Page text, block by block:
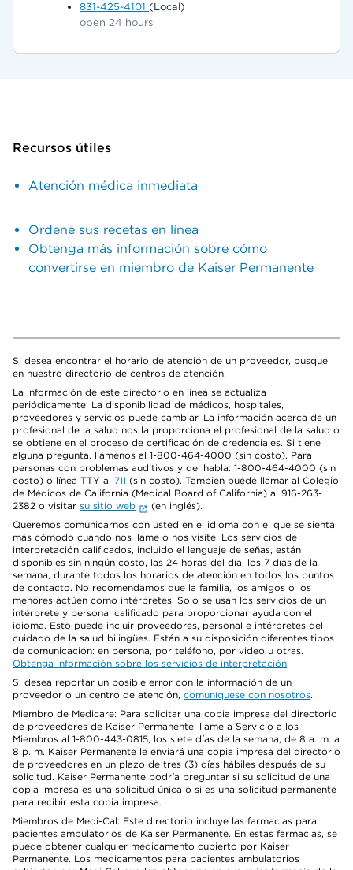
831-425-4101 (Local)
open 24 hours
Recursos útiles
Atención médica inmediata
Ordene sus recetas en línea
Obtenga más información sobre cómo
convertirse en miembro de Kaiser Permanente
Si desea encontrar el horario de atención de un proveedor, busque
en nuestro directorio de centros de atención.
La información de este directorio en línea se actualiza
periódicamente. La disponibilidad de médicos, hospitales,
proveedores y servicios puede cambiar. La información acerca de un
profesional de la salud nos la proporciona el profesional de la salud o
se obtiene en el proceso de certificación de credenciales. Si tiene
alguna pregunta, llámenos al 1-800-464-4000 (sin costo). Para
personas con problemas auditivos y del habla: 1-800-464-4000 (sin
costo) o línea TTY al 711 (sin costo). También puede llamar al Colegio
de Médicos de California (Medical Board of California) al 916-263-
2382 o visitar su sitio web
(en inglés).
Queremos comunicarnos con usted en el idioma con el que se sienta
más cómodo cuando nos llame o nos visite. Los servicios de
interpretación calificados, incluido el lenguaje de señas, están
disponibles sin ningún costo, las 24 horas del día, los 7 días de la
semana, durante todos los horarios de atención en todos los puntos
de contacto. No recomendamos que la familia, los amigos o los
menores actúen como intérpretes. Solo se usan los servicios de un
intérprete y personal calificado para proporcionar ayuda con el
idioma. Esto puede incluir proveedores, personal e intérpretes del
cuidado de la salud bilingües. Están a su disposición diferentes tipos
de comunicación: en persona, por teléfono, por video u otras.
Obtenga información sobre los servicios de interpretación.
Si desea reportar un posible error con la información de un
proveedor o un centro de atención, comuníquese con nosotros.
Miembro de Medicare: Para solicitar una copia impresa del directorio
de proveedores de Kaiser Permanente, llame a Servicio a los
Miembros al 1-800-443-0815, los siete días de la semana, de 8 a. m. a
8 p. m. Kaiser Permanente le enviará una copia impresa del directorio
de proveedores en un plazo de tres (3) días hábiles después de su
solicitud. Kaiser Permanente podría preguntar si su solicitud de una
copia impresa es una solicitud única o si es una solicitud permanente
para recibir esta copia impresa.
Miembros de Medi-Cal: Este directorio incluye las farmacias para
pacientes ambulatorios de Kaiser Permanente. En estas farmacias, se
puede obtener cualquier medicamento cubierto por Kaiser
Permanente. Los medicamentos para pacientes ambulatorios